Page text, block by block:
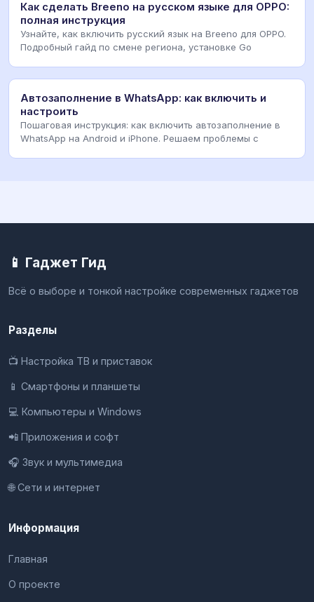
Как сделать Breeno на русском языке для OPPO:
полная инструкция
Узнайте, как включить русский язык на Breeno для OPPO.
Подробный гайд по смене региона, установке Go
Автозаполнение в WhatsApp: как включить и
настроить
Пошаговая инструкция: как включить автозаполнение в
WhatsApp на Android и iPhone. Решаем проблемы с
📱 Гаджет Гид
Всё о выборе и тонкой настройке современных гаджетов
Разделы
📺 Настройка ТВ и приставок
📱 Смартфоны и планшеты
💻 Компьютеры и Windows
📲 Приложения и софт
🎧 Звук и мультимедиа
🌐 Сети и интернет
Информация
Главная
О проекте